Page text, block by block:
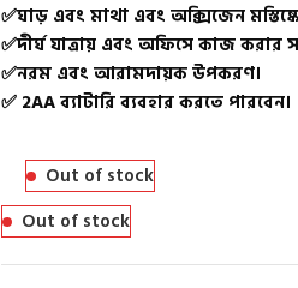
✅ঘাড় এবং মাথা এবং অক্সিজেন
✅দীর্ঘ যাত্রায় এবং অফিসে কাজ করার
✅নরম এবং আরামদায়ক উপকরণ।
✅ 2AA ব্যাটারি ব্যবহার করতে পারবেন।
Out of stock
Out of stock